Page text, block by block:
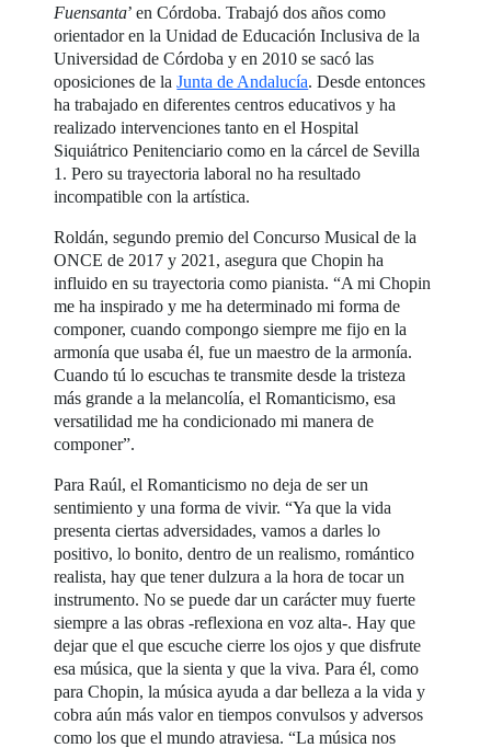
Fuensanta’ en Córdoba. Trabajó dos años como
orientador en la Unidad de Educación Inclusiva de la
Universidad de Córdoba y en 2010 se sacó las
oposiciones de laJunta de Andalucía. Desde entonces
ha trabajado en diferentes centros educativos y ha
realizado intervenciones tanto en el Hospital
Siquiátrico Penitenciario como en la cárcel de Sevilla
1. Pero su trayectoria laboral no ha resultado
incompatible con la artística.
Roldán, segundo premio del Concurso Musical de la
ONCE de 2017 y 2021, asegura que Chopin ha
influido en su trayectoria como pianista. “A mi Chopin
me ha inspirado y me ha determinado mi forma de
componer, cuando compongo siempre me fijo en la
armonía que usaba él, fue un maestro de la armonía.
Cuando tú lo escuchas te transmite desde la tristeza
más grande a la melancolía, el Romanticismo, esa
versatilidad me ha condicionado mi manera de
componer”.
Para Raúl, el Romanticismo no deja de ser un
sentimiento y una forma de vivir. “Ya que la vida
presenta ciertas adversidades, vamos a darles lo
positivo, lo bonito, dentro de un realismo, romántico
realista, hay que tener dulzura a la hora de tocar un
instrumento. No se puede dar un carácter muy fuerte
siempre a las obras -reflexiona en voz alta-. Hay que
dejar que el que escuche cierre los ojos y que disfrute
esa música, que la sienta y que la viva. Para él, como
para Chopin, la música ayuda a dar belleza a la vida y
cobra aún más valor en tiempos convulsos y adversos
como los que el mundo atraviesa. “La música nos